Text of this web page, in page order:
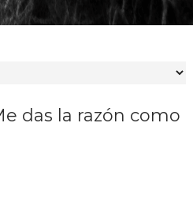
das la razón como